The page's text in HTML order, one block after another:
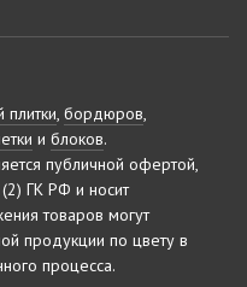
, бордюров,
и блоков.
публичной офертой,
ГК РФ и носит
товаров могут
продукции по цвету в
процесса.